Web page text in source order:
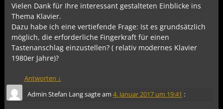
Vielen Dank für Ihre interessant gestalteten Einblicke ins
Thema Klavier.
Dazu habe ich eine vertiefende Frage: Ist es grundsätzlich
möglich, die erforderliche Fingerkraft für einen
Tastenanschlag einzustellen? ( relativ modernes Klavier
1980er Jahre)?
Antworten ↓
Admin Stefan Langsagte am 4. Januar 2017 um 19:41 :